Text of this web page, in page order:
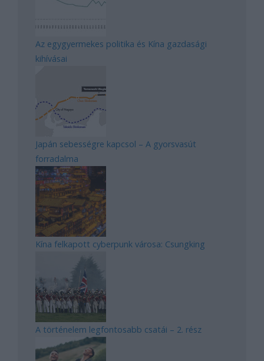
Az egygyermekes politika és Kína gazdasági
kihívásai
Japán sebességre kapcsol – A gyorsvasút
forradalma
Kína felkapott cyberpunk városa: Csungking
A történelem legfontosabb csatái – 2. rész